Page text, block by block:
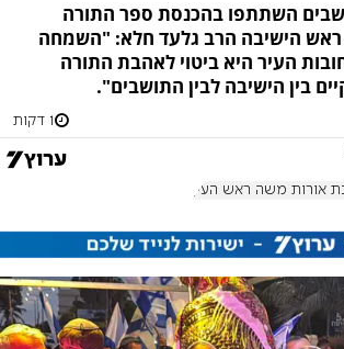
השתתפו בהכנסת ספר התורה
ראש הישיבה הרב גלעד חלא: "השמחה
העיר היא ביטוי לאהבת התורה
בין הישיבה לבין התושבים".
1 דקות
אורות משה ראש העין